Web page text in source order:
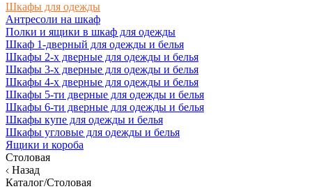
Шкафы для одежды
Антресоли на шкаф
Полки и ящики в шкаф для одежды
Шкаф 1-дверный для одежды и белья
Шкафы 2-х дверные для одежды и белья
Шкафы 3-х дверные для одежды и белья
Шкафы 4-х дверные для одежды и белья
Шкафы 5-ти дверные для одежды и белья
Шкафы 6-ти дверные для одежды и белья
Шкафы купе для одежды и белья
Шкафы угловые для одежды и белья
Ящики и короба
Столовая
Назад
Каталог/Столовая